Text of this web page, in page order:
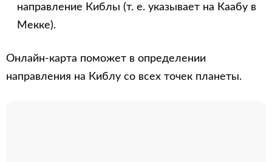
направление Киблы (т. е. указывает на Каабу в
Мекке).
Онлайн-карта поможет в определении
направления на Киблу со всех точек планеты.